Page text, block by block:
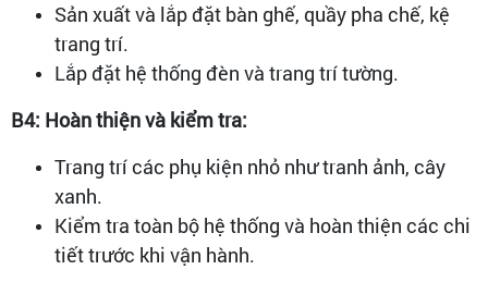
Sản xuất và lắp đặt bàn ghế, quầy pha chế, kệ
trang trí.
Lắp đặt hệ thống đèn và trang trí tường.
B4: Hoàn thiện và kiểm tra:
Trang trí các phụ kiện nhỏ như tranh ảnh, cây
xanh.
Kiểm tra toàn bộ hệ thống và hoàn thiện các chi
tiết trước khi vận hành.